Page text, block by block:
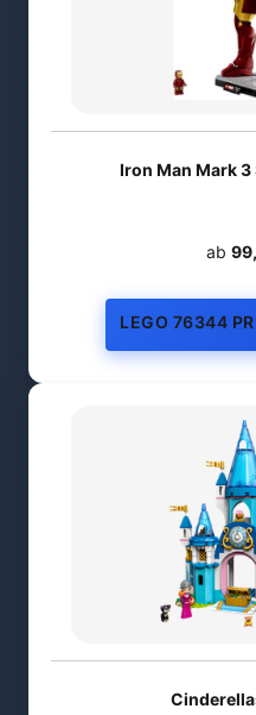
Iron Man Mark
ab
LEGO 76344